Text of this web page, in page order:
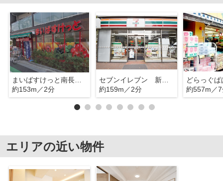
まいばすけっと南長崎2丁目店
約153m／2分
セブンイレブン 新宿中落合３丁目
約159m／2分
約557m／
エリアの近い物件